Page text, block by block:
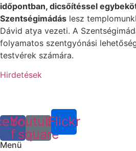
időpontban, dicsőítéssel
Szentségimádás lesz
Dávid atya vezeti. A
folyamatos szentgyónási
testvérek számára.
Hirdetések
f
Youtube-
square
Flickr
Menü